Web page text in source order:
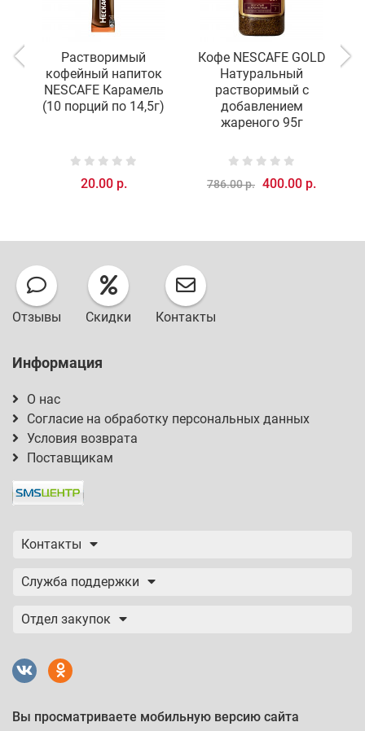
Растворимый
кофейный напиток
NESCAFE Карамель
(10 порций по 14,5г)
20.00 р.
Кофе NESCAFE GOLD
Натуральный
растворимый с
добавлением
жареного 95г
786.00 р. 400.00 р.
Отзывы Скидки Контакты
Информация
О нас
Согласие на обработку персональных данных
Условия возврата
Поставщикам
Контакты
Служба поддержки
Отдел закупок
Вы просматриваете мобильную версию сайта